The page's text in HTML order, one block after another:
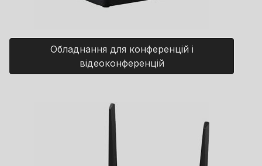
Обладнання для конференцій і
відеоконференцій